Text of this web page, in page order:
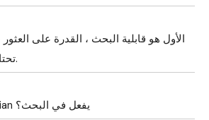
الأول هو قابلية البحث ، القدرة على
تحتاجها بسرعة وموثوقية.
كيف تقول أن Obsidian يفعل في البحث؟